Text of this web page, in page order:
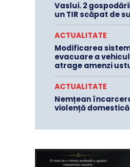
Vaslui. 2
un TIR scăpat de
ACTUALITATE
Modificarea
evacuare a
atrage amenzi
ACTUALITATE
Nemțean
violență